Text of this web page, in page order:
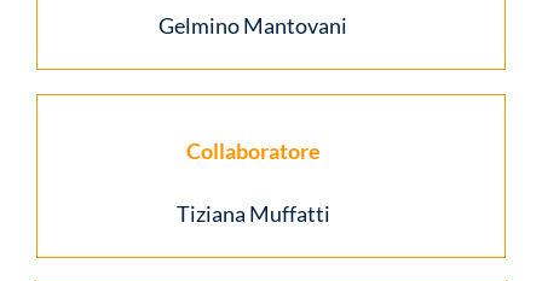
Gelmino Mantovani
Collaboratore
Tiziana Muffatti